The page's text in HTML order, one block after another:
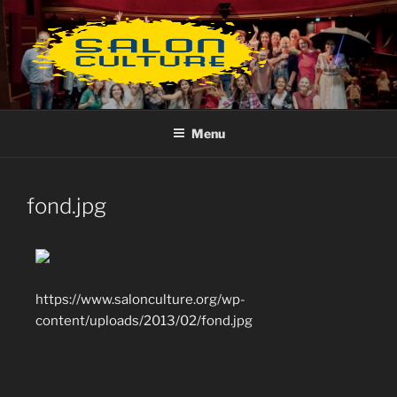
Aller
au
contenu
principal
Menu
fond.jpg
https://www.salonculture.org/wp-
content/uploads/2013/02/fond.jpg